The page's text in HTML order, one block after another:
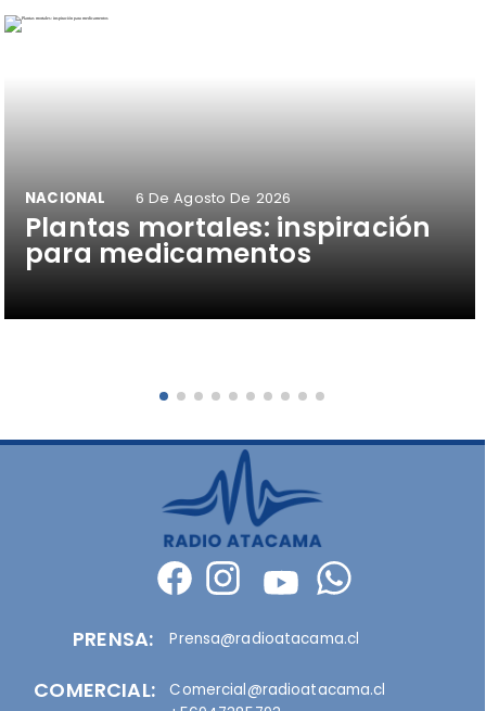
Plantas mortales: inspiración
para medicamentos
NACIONAL 6 De Agosto De 2026
PRENSA:
COMERCIAL:
Prensa@radioatacama.cl
Comercial@radioatacama.cl